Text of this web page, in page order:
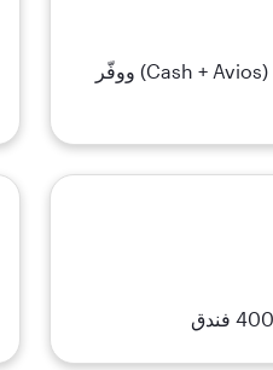
احجز باستخدام خدمة الدفع (Cash + Avios) ووفّر